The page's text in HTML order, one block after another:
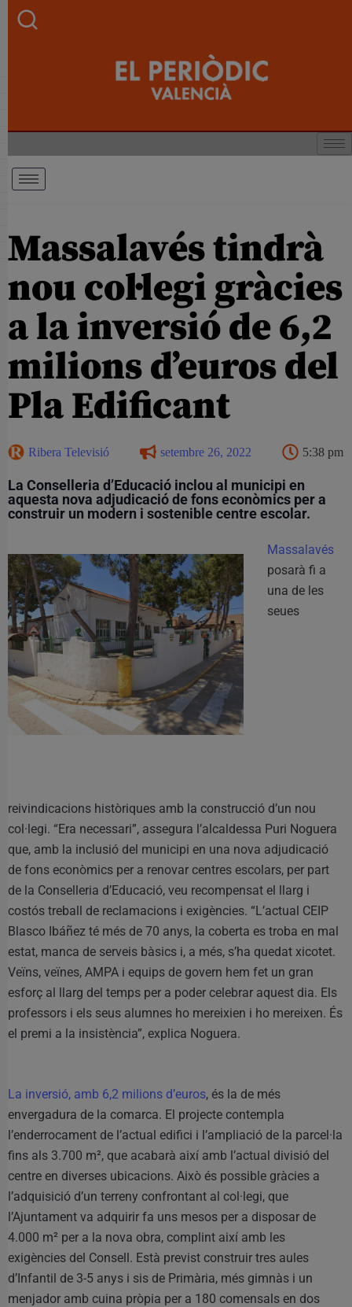
Massalavés tindrà
nou col·legi gràcies
a la inversió de 6,2
milions d’euros del
Pla Edificant
Ribera Televisió setembre 26, 2022 5:38 pm
La Conselleria d’Educació inclou al municipi en
aquesta nova adjudicació de fons econòmics per a
construir un modern i sostenible centre escolar.
Massalavés
posarà fi a
una de les
seues
reivindicacions històriques amb la construcció d’un nou
col·legi. “Era necessari”, assegura l’alcaldessa Puri Noguera
que, amb la inclusió del municipi en una nova adjudicació
de fons econòmics per a renovar centres escolars, per part
de la Conselleria d’Educació, veu recompensat el llarg i
costós treball de reclamacions i exigències. “L’actual CEIP
Blasco Ibáñez té més de 70 anys, la coberta es troba en mal
estat, manca de serveis bàsics i, a més, s’ha quedat xicotet.
Veïns, veïnes, AMPA i equips de govern hem fet un gran
esforç al llarg del temps per a poder celebrar aquest dia. Els
professors i els seus alumnes ho mereixien i ho mereixen. És
el premi a la insistència”, explica Noguera.
La inversió, amb 6,2 milions d’euros, és la de més
envergadura de la comarca. El projecte contempla
l’enderrocament de l’actual edifici i l’ampliació de la parcel·la
fins als 3.700 m², que acabarà així amb l’actual divisió del
centre en diverses ubicacions. Això és possible gràcies a
l’adquisició d’un terreny confrontant al col·legi, que
l’Ajuntament va adquirir fa uns mesos per a disposar de
4.000 m² per a la nova obra, complint així amb les
exigències del Consell. Està previst construir tres aules
d’Infantil de 3-5 anys i sis de Primària, més gimnàs i un
menjador amb cuina pròpia per a 180 comensals en dos